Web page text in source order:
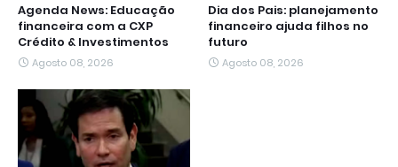
Agenda News: Educação
financeira com a CXP
Crédito & Investimentos
Agosto 08, 2026
Dia dos Pais: planejamento
financeiro ajuda filhos no
futuro
Agosto 08, 2026